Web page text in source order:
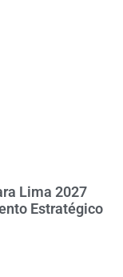
Lima 2027
Estratégico